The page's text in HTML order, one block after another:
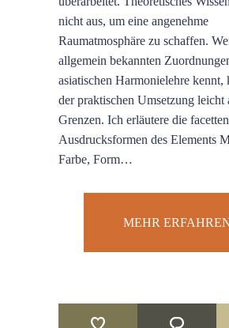
nicht aus, um eine angenehme
Raumatmosphäre zu schaffen.
allgemein bekannten
asiatischen Harmonielehre kennt,
der praktischen Umsetzung leicht
Grenzen. Ich erläutere die
Ausdrucksformen des Elements
Farbe, Form…
MEHR